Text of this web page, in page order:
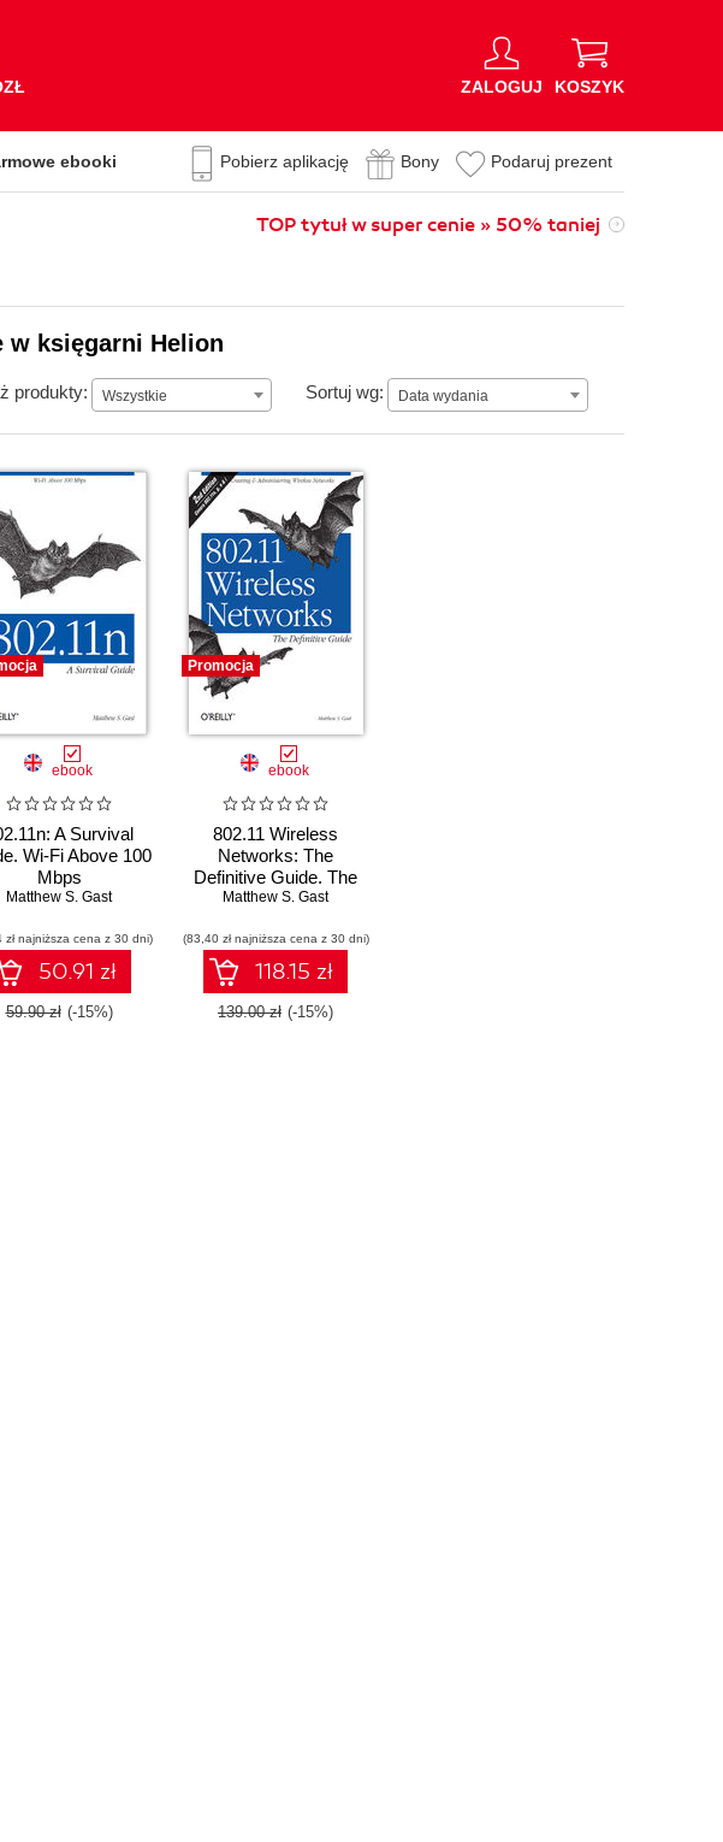
ZALOGUJ KOSZYK
ebooki Pobierz aplikację Bony Podaruj prezent
TOP tytuł w super cenie » 50% taniej
w księgarni Helion
produkty: Wszystkie Sortuj wg: Data wydania
Data wydania
ebook
A Survival
Wi-Fi Above 100
Mbps
Matthew S. Gast
zł najniższa cena z 30 dni)
50.91 zł
59.90 zł (-15%)
Promocja
ebook
802.11 Wireless
Networks: The
Definitive Guide. The
Definitive Guide. 2nd
Matthew S. Gast
(83,40 zł najniższa cena z 30 dni)
118.15 zł
139.00 zł (-15%)